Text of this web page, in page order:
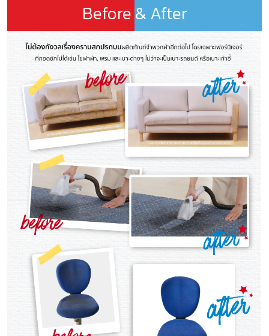
Before & After